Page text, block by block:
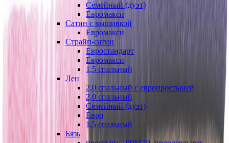
Семейный (дуэт)
Евромакси
Сатин с вышивкой
Евромакси
Страйп-сатин
Евростандарт
Евромакси
1,5 спальный
Лен
2,0 спальный с европростыней
2,0 спальный
Семейный (дуэт)
Евро
1,5 спальный
Бязь